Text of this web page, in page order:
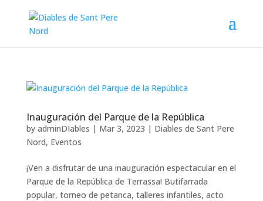
Inauguración del Parque de la República
by adminDIables | Mar 3, 2023 | Diables de Sant Pere
Nord, Eventos
¡Ven a disfrutar de una inauguración espectacular en el
Parque de la República de Terrassa! Butifarrada
popular, torneo de petanca, talleres infantiles, acto